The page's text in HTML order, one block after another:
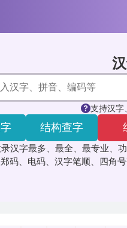
支持汉字
结构查字
汉字最多、最全、最专业
码、电码、汉字笔顺、四